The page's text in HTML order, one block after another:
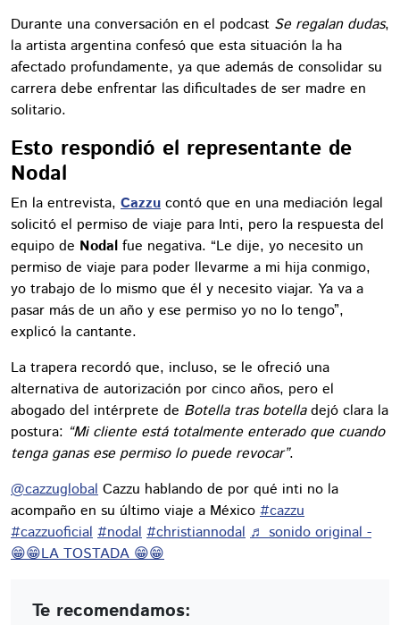
Durante una conversación en el podcast Se regalan dudas,
la artista argentina confesó que esta situación la ha
afectado profundamente, ya que además de consolidar su
carrera debe enfrentar las dificultades de ser madre en
solitario.
Esto respondió el representante de
Nodal
En la entrevista, Cazzu contó que en una mediación legal
solicitó el permiso de viaje para Inti, pero la respuesta del
equipo de Nodal fue negativa. “Le dije, yo necesito un
permiso de viaje para poder llevarme a mi hija conmigo,
yo trabajo de lo mismo que él y necesito viajar. Ya va a
pasar más de un año y ese permiso yo no lo tengo”,
explicó la cantante.
La trapera recordó que, incluso, se le ofreció una
alternativa de autorización por cinco años, pero el
abogado del intérprete de Botella tras botelladejó clara la
postura: “Mi cliente está totalmente enterado que cuando
tenga ganas ese permiso lo puede revocar”.
@cazzuglobal Cazzu hablando de por qué inti no la
acompaño en su último viaje a México #cazzu
#cazzuoficial #nodal #christiannodal ♬ sonido original -
😁😁LA TOSTADA 😁😁
Te recomendamos: